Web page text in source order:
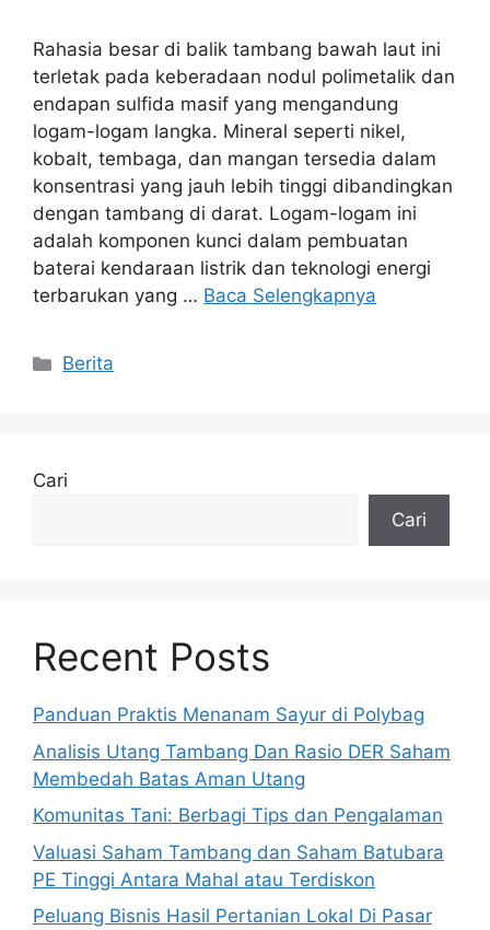
Rahasia besar di balik tambang bawah laut ini
terletak pada keberadaan nodul polimetalik dan
endapan sulfida masif yang mengandung
logam-logam langka. Mineral seperti nikel,
kobalt, tembaga, dan mangan tersedia dalam
konsentrasi yang jauh lebih tinggi dibandingkan
dengan tambang di darat. Logam-logam ini
adalah komponen kunci dalam pembuatan
baterai kendaraan listrik dan teknologi energi
terbarukan yang … Baca Selengkapnya
Kategori
Berita
Cari
Cari
Recent Posts
Panduan Praktis Menanam Sayur di Polybag
Analisis Utang Tambang Dan Rasio DER Saham
Membedah Batas Aman Utang
Komunitas Tani: Berbagi Tips dan Pengalaman
Valuasi Saham Tambang dan Saham Batubara
PE Tinggi Antara Mahal atau Terdiskon
Peluang Bisnis Hasil Pertanian Lokal Di Pasar